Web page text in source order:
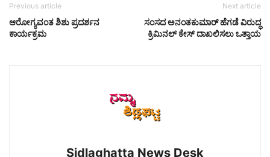
Previous article
ಆರೋಗ್ಯವಂತ ಶಿಶು ಪ್ರದರ್ಶನ
ಕಾರ್ಯಕ್ರಮ
Next article
ಸಂಸದ ಅನಂತಕುಮಾರ್ ಹೆಗಡೆ ವಿರುದ್ಧ
ಕ್ರಿಮಿನಲ್ ಕೇಸ್ ದಾಖಲಿಸಲು ಒತ್ತಾಯ
Sidlaghatta News Desk